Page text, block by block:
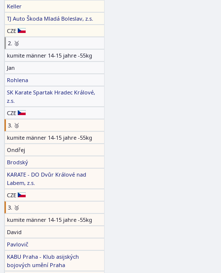
Keller
TJ Auto Škoda Mladá Boleslav, z.s.
CZE
2. 🥈
kumite männer 14-15 jahre -55kg
Jan
Rohlena
SK Karate Spartak Hradec Králové,
z.s.
CZE
3. 🥉
kumite männer 14-15 jahre -55kg
Ondřej
Brodský
KARATE - DO Dvůr Králové nad
Labem, z.s.
CZE
3. 🥉
kumite männer 14-15 jahre -55kg
David
Pavlovič
KABU Praha - Klub asijských
bojových umění Praha